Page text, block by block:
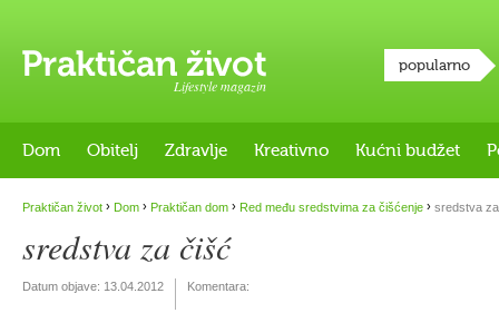
Lifestyle magazin
popularno
Dom Obitelj Zdravlje Kreativno Kućni budžet
Praktičan život › Dom › Praktičan dom › Red među sredstvima za čišćenje › sredstva
sredstva za čišć
Datum objave: 13.04.2012 Komentara: